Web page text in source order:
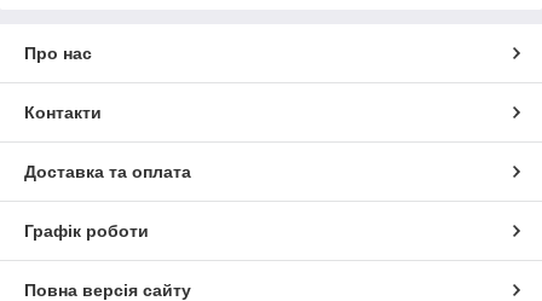
Про нас
Контакти
Доставка та оплата
Графік роботи
Повна версія сайту